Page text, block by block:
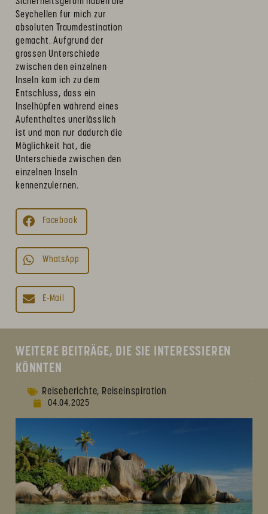
Seychellen für mich zur
absoluten Traumdestination
gemacht. Aufgrund der
grossen Unterschiede
zwischen den einzelnen
Inseln kam ich zu dem
Entschluss, dass ein
Inselhüpfen während eines
Aufenthaltes unerlässlich
ist und man nur dadurch die
Möglichkeit hat, die
Unterschiede zwischen den
einzelnen Inseln
kennenzulernen.
Facebook
WhatsApp
E-Mail
WEITERE BEITRÄGE, DIE SIE INTERESSIEREN
KÖNNTEN
Reiseberichte, Reiseinspiration
04.04.2025